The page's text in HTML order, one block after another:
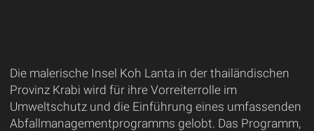
Die malerische Insel Koh Lanta in der thailändischen
Provinz Krabi wird für ihre Vorreiterrolle im
Umweltschutz und die Einführung eines umfassenden
Abfallmanagementprogramms gelobt. Das Programm,